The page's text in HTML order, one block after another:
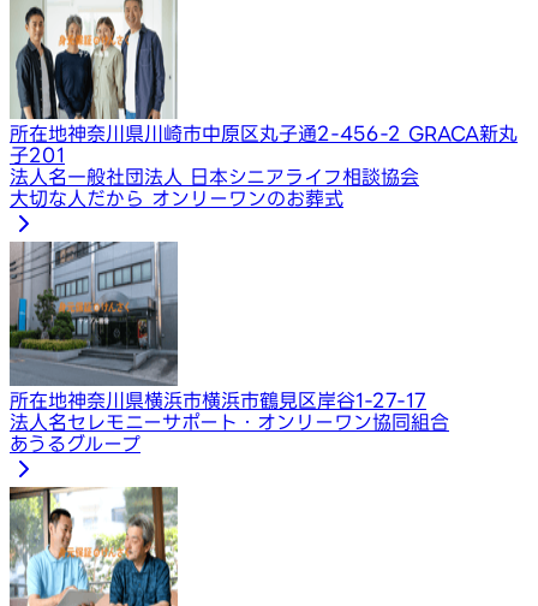
所在地神奈川県川崎市中原区丸子通2-456-2 GRACA新丸
子201
法人名一般社団法人 日本シニアライフ相談協会
大切な人だから オンリーワンのお葬式
所在地神奈川県横浜市横浜市鶴見区岸谷1-27-17
法人名セレモニーサポート・オンリーワン協同組合
あうるグループ